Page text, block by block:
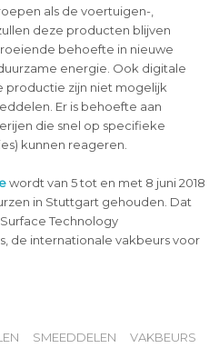
als de voertuigen-,
deze producten blijven
behoefte in nieuwe
energie. Ook digitale
productie zijn niet mogelijk
Er is behoefte aan
die snel op specifieke
kunnen reageren.
wordt van 5 tot en met 8 juni 2018
in Stuttgart gehouden. Dat
Technology
de internationale vakbeurs voor
SMEEDDELEN VAKBEURS